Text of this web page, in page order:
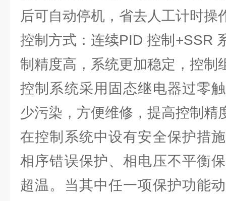
后可自动停机，省去人工计时操
控制方式：连续PID 控制+SSR
制精度高，系统更加稳定，控制
控制系统采用固态继电器过零
少污染，方便维修，提高控制精
在控制系统中设有安全保护措
相序错误保护、相电压不平衡
超温。当其中任一项保护功能